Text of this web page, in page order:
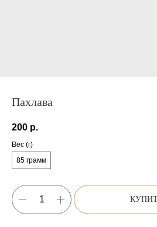
Пахлава
200 р.
Вес (г)
85 грамм